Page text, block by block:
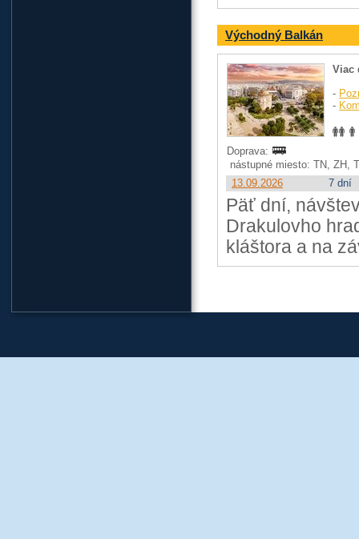
Východný Balkán
Viac
-
-
Doprava:
nástupné miesto: TN, ZH,
13.09.2026
7 dní
Päť dní,
Drakulovho
kláštora a na